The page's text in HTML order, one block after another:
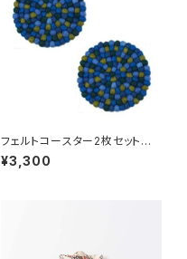
フェルトコースター2枚セット /
Dekorando デコランド
¥3,300